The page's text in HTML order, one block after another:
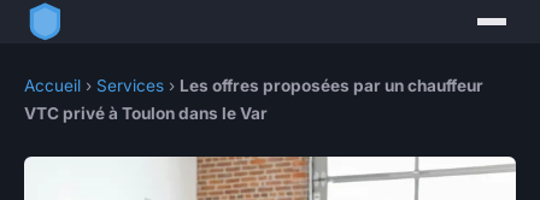
Accueil › Services › Les offres proposées par un chauffeur
VTC privé à Toulon dans le Var